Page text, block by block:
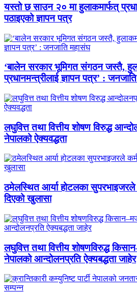
यस्तो छ साउन २० मा हुलाकमार्फत्
पठाइएको ज्ञापन पत्र
‘बालेन सरकार भूमिगत संगठन जस्तै,
प्रधानमन्त्रीलाई ज्ञापन पत्र’ :
लघुवित्त तथा वित्तीय शोषण विरुद्ध
नेपालको ऐक्यवद्धता
ठमेलस्थित आर्या होटलका सुपरभाइजरले
दिएको खुलासा
लघुवित्त तथा वित्तीय शोषणविरुद्ध
नेपालको आन्दोलनप्रति ऐक्यबद्धता जाहेर